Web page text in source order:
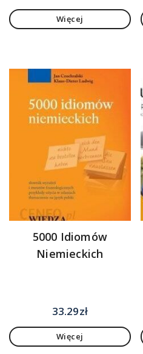
Więcej
5000 Idiomów
Niemieckich
33.29zł
Więcej